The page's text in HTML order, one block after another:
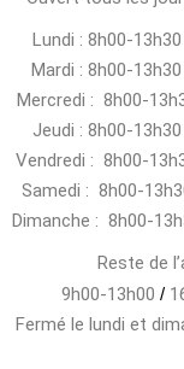
Lundi : 8h00-
Mardi : 8h00-
Mercredi : 8h00-
Jeudi : 8h00-
Vendredi : 8h00-
Samedi : 8h00-
Dimanche : 8h00-
Reste de
9h00-13h00 /
Fermé le lundi et